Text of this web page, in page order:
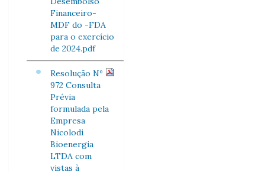
Financeiro-
MDF do -FDA
para o exercício
de 2024.pdf
Resolução Nº
972 Consulta
Prévia
formulada pela
Empresa
Nicolodi
Bioenergia
LTDA com
vistas à